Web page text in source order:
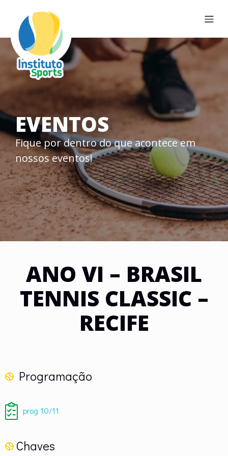
EVENTOS
Fique por dentro do que acontece em
nossos eventos!
ANO VI – BRASIL
TENNIS CLASSIC –
RECIFE
Programação
prog 10/11
Chaves